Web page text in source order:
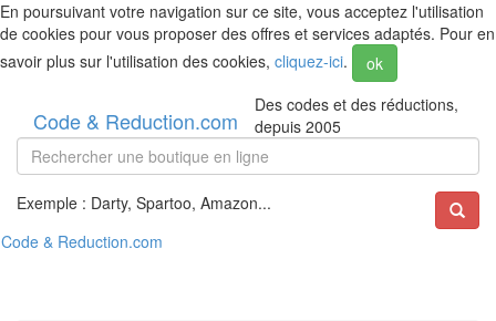
En poursuivant votre navigation sur ce site, vous acceptez l'utilisation
de cookies pour vous proposer des offres et services adaptés. Pour en
savoir plus sur l'utilisation des cookies, cliquez-ici. ok
Code & Reduction.com
Des codes et des réductions,
depuis 2005
Exemple : Darty, Spartoo, Amazon...
Code & Reduction.com